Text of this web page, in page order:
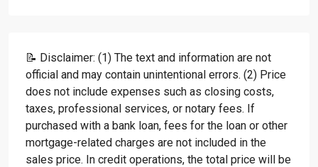
📝 Disclaimer: (1) The text and information are not
official and may contain unintentional errors. (2) Price
does not include expenses such as closing costs,
taxes, professional services, or notary fees. If
purchased with a bank loan, fees for the loan or other
mortgage-related charges are not included in the
sales price. In credit operations, the total price will be